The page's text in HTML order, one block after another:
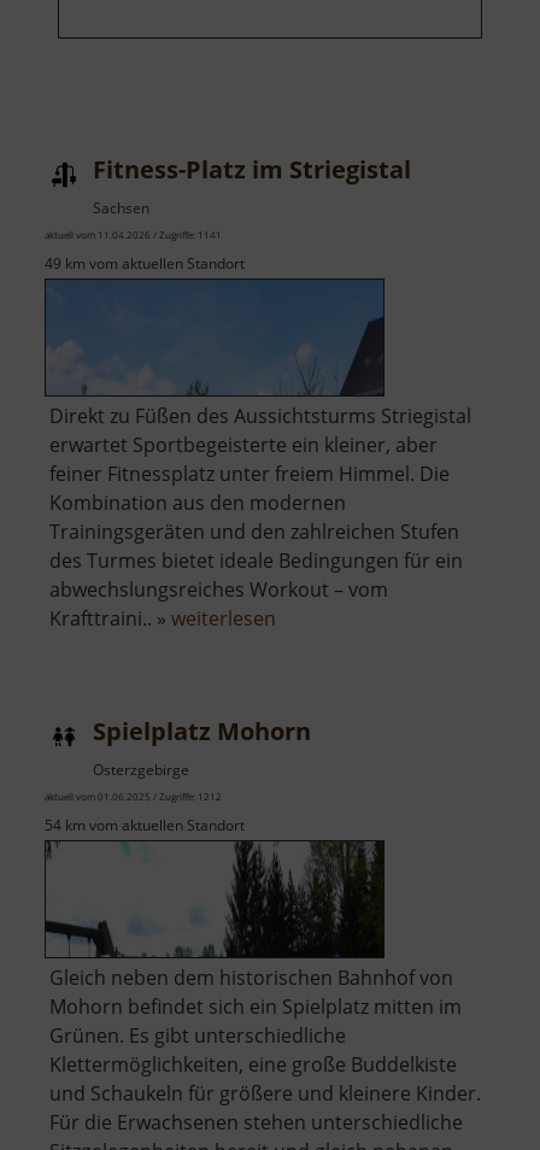
Fitness-Platz im Striegistal
Sachsen
aktuell vom 11.04.2026 / Zugriffe: 1141
49 km vom aktuellen Standort
​Direkt zu Füßen des Aussichtsturms Striegistal
erwartet Sportbegeisterte ein kleiner, aber
feiner Fitnessplatz unter freiem Himmel. Die
Kombination aus den modernen
Trainingsgeräten und den zahlreichen Stufen
des Turmes bietet ideale Bedingungen für ein
abwechslungsreiches Workout – vom
Krafttraini.. » weiterlesen
Striegistal
Spielplatz Mohorn
Osterzgebirge
aktuell vom 01.06.2025 / Zugriffe: 1212
54 km vom aktuellen Standort
Gleich neben dem historischen Bahnhof von
Mohorn befindet sich ein Spielplatz mitten im
Grünen. Es gibt unterschiedliche
Klettermöglichkeiten, eine große Buddelkiste
und Schaukeln für größere und kleinere Kinder.
Für die Erwachsenen stehen unterschiedliche